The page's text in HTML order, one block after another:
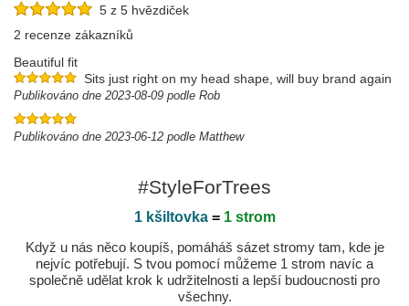
5 z 5 hvězdiček
2 recenze zákazníků
Beautiful fit
Sits just right on my head shape, will buy brand again
Publikováno dne 2023-08-09 podle Rob
Publikováno dne 2023-06-12 podle Matthew
#StyleForTrees
1 kšiltovka= 1 strom
Když u nás něco koupíš, pomáháš sázet stromy tam, kde je
nejvíc potřebují. S tvou pomocí můžeme 1 strom navíc a
společně udělat krok k udržitelnosti a lepší budoucnosti pro
všechny.